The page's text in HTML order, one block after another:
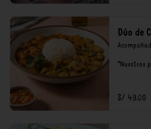
Dúo de
*Nuestros
S/ 49.00